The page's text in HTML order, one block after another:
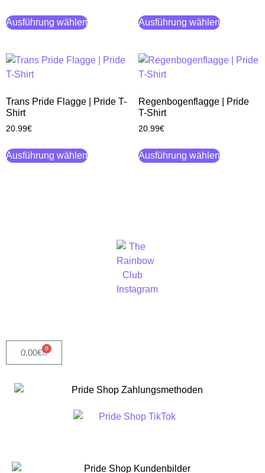
Ausführung wählen Ausführung wählen
Trans Pride Flagge | Pride T-
Shirt
20.99€
Ausführung wählen
Regenbogenflagge | Pride
T-Shirt
20.99€
Ausführung wählen
0.00€ 0